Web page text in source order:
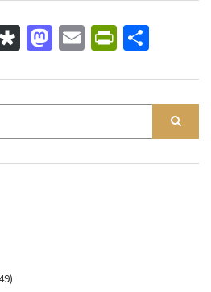
Diaspora
Mastodon
Email